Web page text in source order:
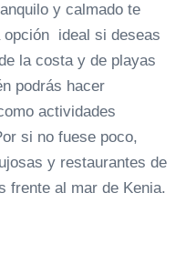
y calmado te
opción ideal si deseas
la costa y de playas
podrás hacer
actividades
si no fuese poco,
y restaurantes de
frente al mar de Kenia.